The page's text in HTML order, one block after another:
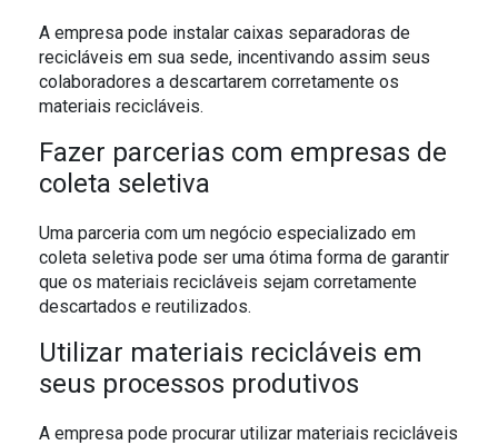
A empresa pode instalar caixas separadoras de
recicláveis em sua sede, incentivando assim seus
colaboradores a descartarem corretamente os
materiais recicláveis.
Fazer parcerias com empresas de
coleta seletiva
Uma parceria com um negócio especializado em
coleta seletiva pode ser uma ótima forma de garantir
que os materiais recicláveis sejam corretamente
descartados e reutilizados.
Utilizar materiais recicláveis em
seus processos produtivos
A empresa pode procurar utilizar materiais recicláveis